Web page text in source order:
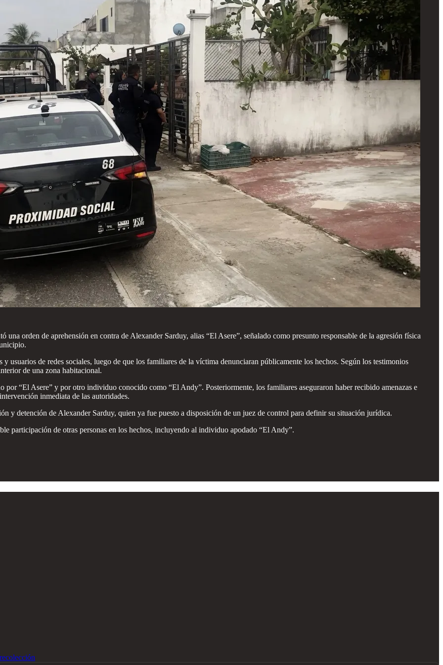
orden de aprehensión en contra de Alexander Sarduy, alias “El Asere”, señalado como presunto responsable de la agresión física
usuarios de redes sociales, luego de que los familiares de la víctima denunciaran públicamente los hechos. Según los testimonios
de una zona habitacional.
“El Asere” y por otro individuo conocido como “El Andy”. Posteriormente, los familiares aseguraron haber recibido amenazas e
inmediata de las autoridades.
y detención de Alexander Sarduy, quien ya fue puesto a disposición de un juez de control para definir su situación jurídica.
participación de otras personas en los hechos, incluyendo al individuo apodado “El Andy”.